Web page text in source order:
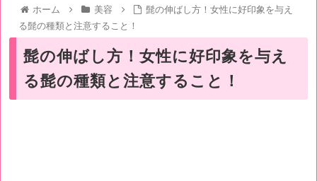
ホーム 美容
髭の伸ばし方！女性に好印象を与え
る髭の種類と注意すること！
髭の伸ばし方！女性に好印象を与え
る髭の種類と注意すること！